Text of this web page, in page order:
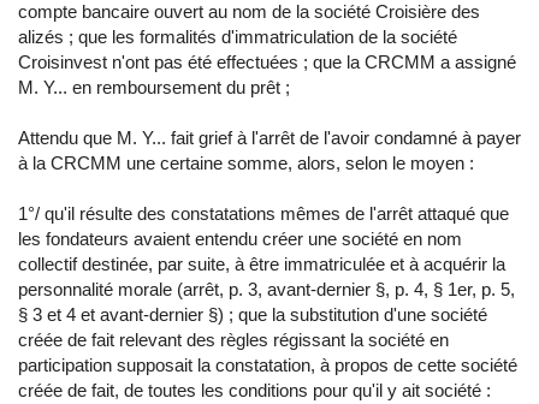
compte bancaire ouvert au nom de la société Croisière des
alizés ; que les formalités d'immatriculation de la société
Croisinvest n'ont pas été effectuées ; que la CRCMM a assigné
M. Y... en remboursement du prêt ;
Attendu que M. Y... fait grief à l'arrêt de l'avoir condamné à payer
à la CRCMM une certaine somme, alors, selon le moyen :
1°/ qu'il résulte des constatations mêmes de l'arrêt attaqué que
les fondateurs avaient entendu créer une société en nom
collectif destinée, par suite, à être immatriculée et à acquérir la
personnalité morale (arrêt, p. 3, avant-dernier §, p. 4, § 1er, p. 5,
§ 3 et 4 et avant-dernier §) ; que la substitution d'une société
créée de fait relevant des règles régissant la société en
participation supposait la constatation, à propos de cette société
créée de fait, de toutes les conditions pour qu'il y ait société :